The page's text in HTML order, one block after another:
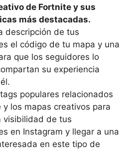
de Fortnite y sus
más destacadas.
descripción de tus
el código de tu mapa y una
que los seguidores lo
su experiencia
populares relacionados
y los mapas creativos para
visibilidad de tus
en Instagram y llegar a una
en este tipo de